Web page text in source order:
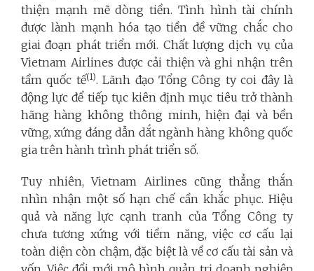
thiện mạnh mẽ dòng tiền. Tình hình tài chính
được lành mạnh hóa tạo tiền đề vững chắc cho
giai đoạn phát triển mới. Chất lượng dịch vụ của
Vietnam Airlines được cải thiện và ghi nhận trên
tầm quốc tế(1). Lãnh đạo Tổng Công ty coi đây là
động lực để tiếp tục kiên định mục tiêu trở thành
hãng hàng không thông minh, hiện đại và bền
vững, xứng đáng dẫn dắt ngành hàng không quốc
gia trên hành trình phát triển số.
Tuy nhiên, Vietnam Airlines cũng thẳng thắn
nhìn nhận một số hạn chế cần khắc phục. Hiệu
quả và năng lực cạnh tranh của Tổng Công ty
chưa tương xứng với tiềm năng, việc cơ cấu lại
toàn diện còn chậm, đặc biệt là về cơ cấu tài sản và